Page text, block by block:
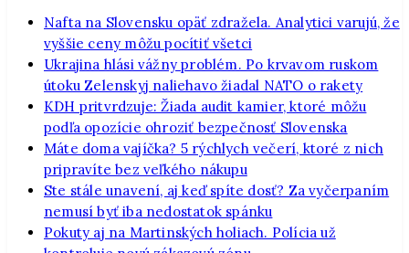
Nafta na Slovensku opäť zdražela. Analytici varujú, že
vyššie ceny môžu pocítiť všetci
Ukrajina hlási vážny problém. Po krvavom ruskom
útoku Zelenskyj naliehavo žiadal NATO o rakety
KDH pritvrdzuje: Žiada audit kamier, ktoré môžu
podľa opozície ohroziť bezpečnosť Slovenska
Máte doma vajíčka? 5 rýchlych večerí, ktoré z nich
pripravíte bez veľkého nákupu
Ste stále unavení, aj keď spíte dosť? Za vyčerpaním
nemusí byť iba nedostatok spánku
Pokuty aj na Martinských holiach. Polícia už